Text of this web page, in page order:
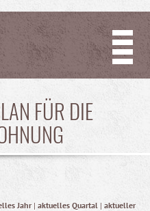
FÜR DIE
Jahr| aktuelles Quartal | aktueller